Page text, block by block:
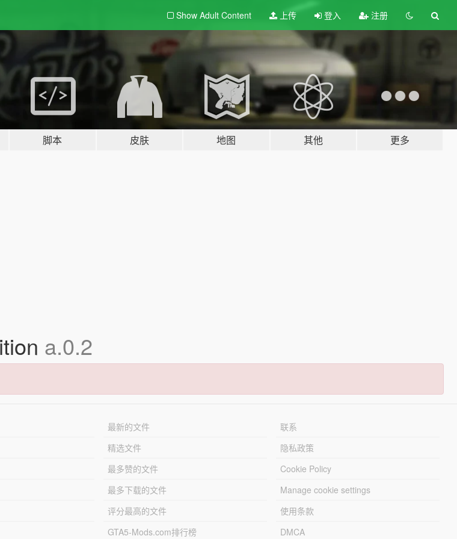
Show Adult Content 上传 登入 注册
脚本 皮肤 地图 其他 更多
a.0.2
最新的文件
精选文件
最多赞的文件
最多下载的文件
评分最高的文件
GTA5-Mods.com排行榜
联系
隐私政策
Cookie Policy
Manage cookie settings
使用条款
DMCA